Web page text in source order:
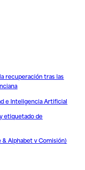
recuperación tras las
e Inteligencia Artificial
etiquetado de
Alphabet v Comisión)